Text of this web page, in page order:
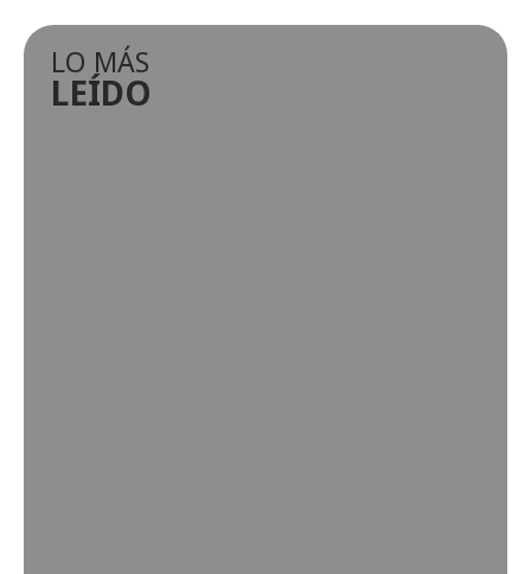
LO MÁS
LEÍDO